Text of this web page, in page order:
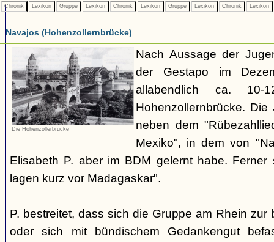
Chronik Lexikon Gruppe Lexikon Chronik Lexikon Gruppe Lexikon Chronik Lexikon
Navajos (Hohenzollernbrücke)
Die Hohenzollerbrücke
Nach Aussage der
der Gestapo im
allabendlich ca.
Hohenzollernbrücke.
neben dem
Mexiko", in dem von
Elisabeth P. aber im BDM gelernt habe.
lagen kurz vor Madagaskar".
P. bestreitet, dass sich die Gruppe am Rhein
oder sich mit bündischem Gedankengut